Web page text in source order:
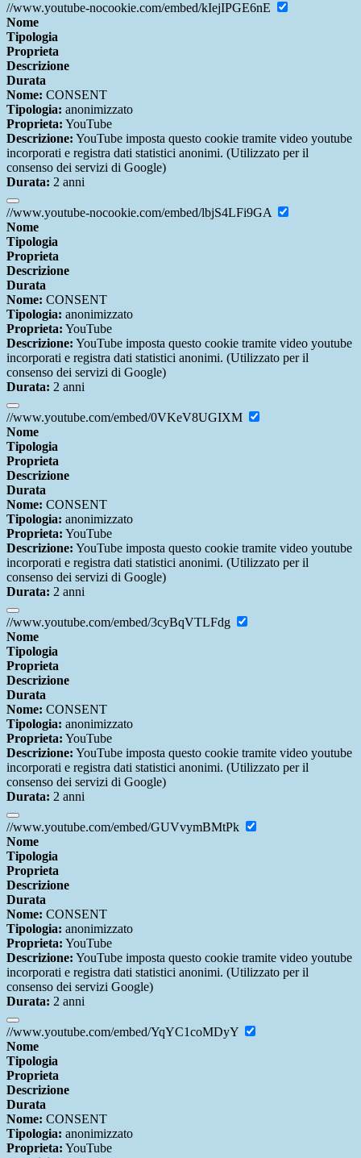
//www.youtube-nocookie.com/embed/kIejIPGE6nE
Nome
Tipologia
Proprieta
Descrizione
Durata
Nome: CONSENT
Tipologia: anonimizzato
Proprieta: YouTube
Descrizione: YouTube imposta questo cookie tramite video youtube
incorporati e registra dati statistici anonimi. (Utilizzato per il
consenso dei servizi di Google)
Durata: 2 anni
//www.youtube-nocookie.com/embed/lbjS4LFi9GA
Nome
Tipologia
Proprieta
Descrizione
Durata
Nome: CONSENT
Tipologia: anonimizzato
Proprieta: YouTube
Descrizione: YouTube imposta questo cookie tramite video youtube
incorporati e registra dati statistici anonimi. (Utilizzato per il
consenso dei servizi di Google)
Durata: 2 anni
//www.youtube.com/embed/0VKeV8UGIXM
Nome
Tipologia
Proprieta
Descrizione
Durata
Nome: CONSENT
Tipologia: anonimizzato
Proprieta: YouTube
Descrizione: YouTube imposta questo cookie tramite video youtube
incorporati e registra dati statistici anonimi. (Utilizzato per il
consenso dei servizi di Google)
Durata: 2 anni
//www.youtube.com/embed/3cyBqVTLFdg
Nome
Tipologia
Proprieta
Descrizione
Durata
Nome: CONSENT
Tipologia: anonimizzato
Proprieta: YouTube
Descrizione: YouTube imposta questo cookie tramite video youtube
incorporati e registra dati statistici anonimi. (Utilizzato per il
consenso dei servizi di Google)
Durata: 2 anni
//www.youtube.com/embed/GUVvymBMtPk
Nome
Tipologia
Proprieta
Descrizione
Durata
Nome: CONSENT
Tipologia: anonimizzato
Proprieta: YouTube
Descrizione: YouTube imposta questo cookie tramite video youtube
incorporati e registra dati statistici anonimi. (Utilizzato per il
consenso dei servizi Google)
Durata: 2 anni
//www.youtube.com/embed/YqYC1coMDyY
Nome
Tipologia
Proprieta
Descrizione
Durata
Nome: CONSENT
Tipologia: anonimizzato
Proprieta: YouTube